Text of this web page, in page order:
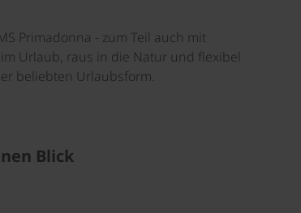
Primadonna - zum Teil auch mit
Urlaub, raus in die Natur und flexibel
beliebten Urlaubsform.
Blick